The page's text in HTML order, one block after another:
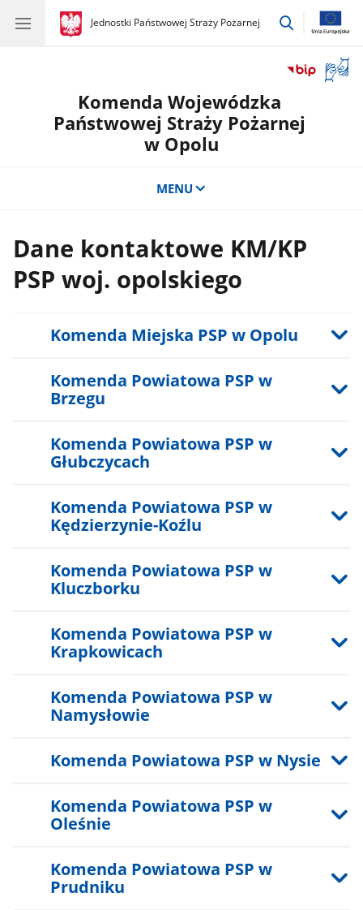
gov.pl
Jednostki Państwowej Straży Pożarnej
gov.pl
Jednostki
przejdź
okno
Komenda Wojewódzka
Państwowej Straży Pożarnej
w Opolu
MENU
Dane kontaktowe KM/KP
PSP woj. opolskiego
Komenda Miejska PSP w Opolu
Komenda Powiatowa PSP w
Brzegu
Komenda Powiatowa PSP w
Głubczycach
Komenda Powiatowa PSP w
Kędzierzynie-Koźlu
Komenda Powiatowa PSP w
Kluczborku
Komenda Powiatowa PSP w
Krapkowicach
Komenda Powiatowa PSP w
Namysłowie
Komenda Powiatowa PSP w Nysie
Komenda Powiatowa PSP w
Oleśnie
Komenda Powiatowa PSP w
Prudniku